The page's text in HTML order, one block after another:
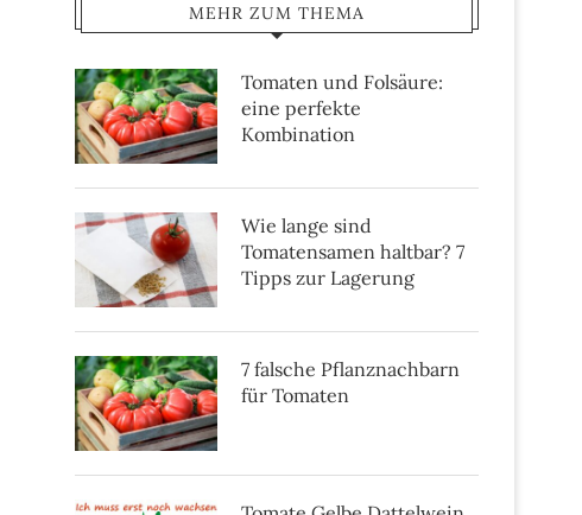
MEHR ZUM THEMA
Tomaten und Folsäure:
eine perfekte
Kombination
Wie lange sind
Tomatensamen haltbar? 7
Tipps zur Lagerung
7 falsche Pflanznachbarn
für Tomaten